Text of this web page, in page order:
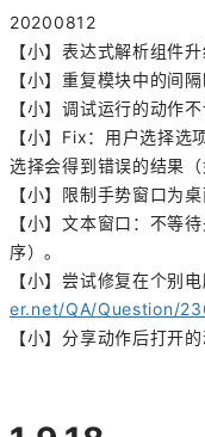
20200812
【小】表达式解析组件
【小】重复模块中的间
【小】调试运行的动作
【小】Fix：用户选择
选择会得到错误的结果（
【小】限制手势窗口为
【小】文本窗口：不等
序）。
【小】尝试修复在个别
er.net/QA/Question/
【小】分享动作后打开